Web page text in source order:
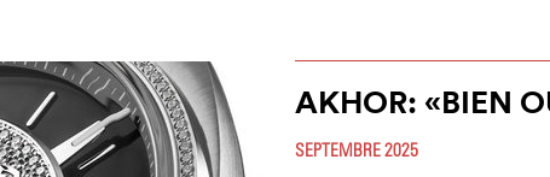
AKHOR: «BIEN
SEPTEMBRE 2025